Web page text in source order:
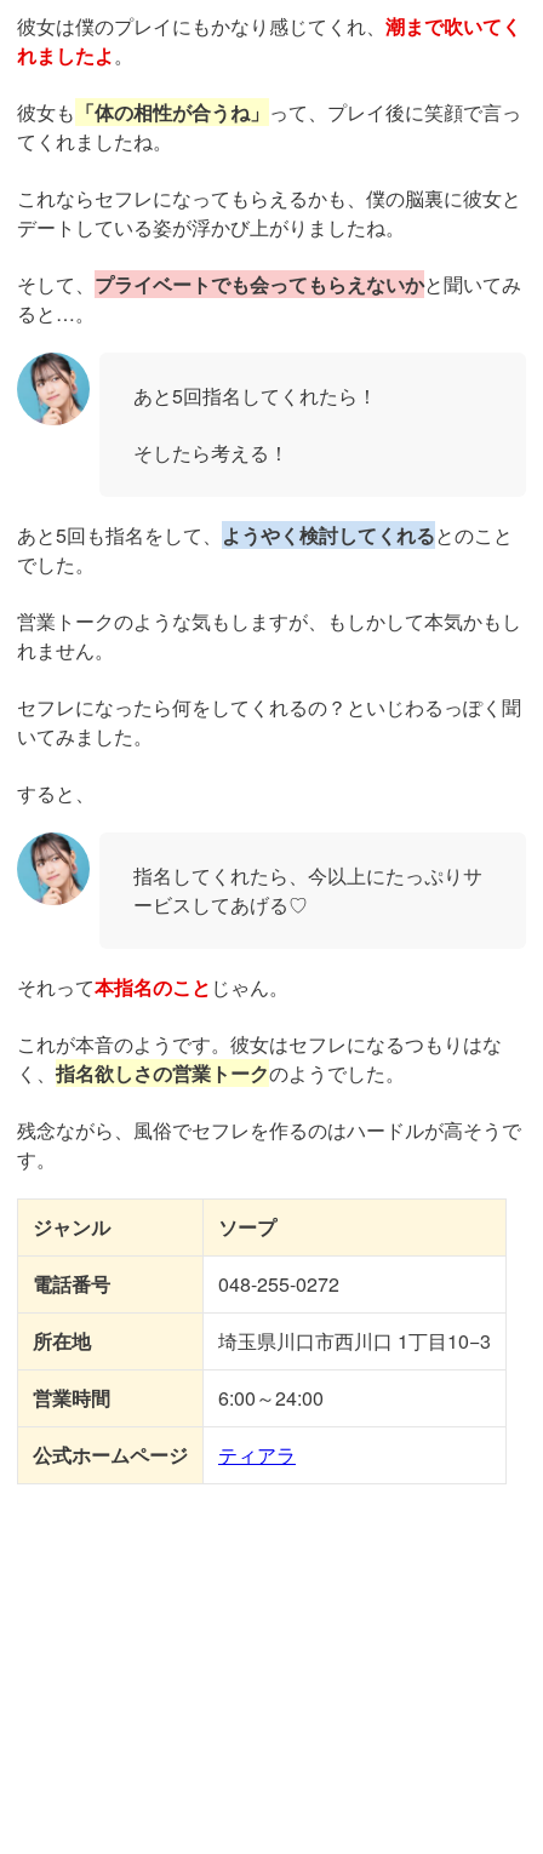
彼女は僕のプレイにもかなり感じてくれ、 潮まで吹いてく
れましたよ。
彼女も 「体の相性が合うね」 って、プレイ後に笑顔で言っ
てくれましたね。
これならセフレになってもらえるかも、僕の脳裏に彼女と
デートしている姿が浮かび上がりましたね。
そして、 プライベートでも会ってもらえないかと聞いてみ
ると…。
あと5回指名してくれたら！
そしたら考える！
あと5回も指名をして、 ようやく検討してくれるとのこと
でした。
営業トークのような気もしますが、もしかして本気かもし
れません。
セフレになったら何をしてくれるの？といじわるっぽく聞
いてみました。
すると、
指名してくれたら、今以上にたっぷりサ
ービスしてあげる♡
それって本指名のこと じゃん。
これが本音のようです。彼女はセフレになるつもりはな
く、 指名欲しさの営業トークのようでした。
残念ながら、風俗でセフレを作るのはハードルが高そうで
す。
ジャンル ソープ
電話番号 048-255-0272
所在地 埼玉県川口市西川口 1丁目10−3
営業時間 6:00～24:00
公式ホームページ ティアラ